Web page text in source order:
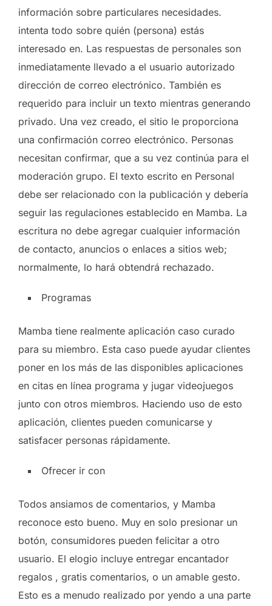
información sobre particulares necesidades.
intenta todo sobre quién (persona) estás
interesado en. Las respuestas de personales son
inmediatamente llevado a el usuario autorizado
dirección de correo electrónico. También es
requerido para incluir un texto mientras generando
privado. Una vez creado, el sitio le proporciona
una confirmación correo electrónico. Personas
necesitan confirmar, que a su vez continúa para el
moderación grupo. El texto escrito en Personal
debe ser relacionado con la publicación y debería
seguir las regulaciones establecido en Mamba. La
escritura no debe agregar cualquier información
de contacto, anuncios o enlaces a sitios web;
normalmente, lo hará obtendrá rechazado.
Programas
Mamba tiene realmente aplicación caso curado
para su miembro. Esta caso puede ayudar clientes
poner en los más de las disponibles aplicaciones
en citas en línea programa y jugar videojuegos
junto con otros miembros. Haciendo uso de esto
aplicación, clientes pueden comunicarse y
satisfacer personas rápidamente.
Ofrecer ir con
Todos ansiamos de comentarios, y Mamba
reconoce esto bueno. Muy en solo presionar un
botón, consumidores pueden felicitar a otro
usuario. El elogio incluye entregar encantador
regalos , gratis comentarios, o un amable gesto.
Esto es a menudo realizado por yendo a una parte